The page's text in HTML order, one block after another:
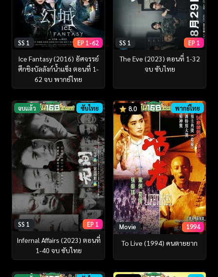
SS 1 EP 1-62
Ice Fantasy (2016) อัศจรรย์
ศึกชิงบัลลังก์น้ำแข็ง ตอนที่ 1-
62 จบ พากย์ไทย
SS 1 EP 1
The Eve (2023) ตอนที่ 1-32
จบ ซับไทย
จบแล้ว ซับไทย
SS 1 EP 1
Infernal Affairs (2023) ตอนที่
1-40 จบ ซับไทย
8.0 พากย์ไทย
Movie 1994
To Live (1994) คนตายยาก